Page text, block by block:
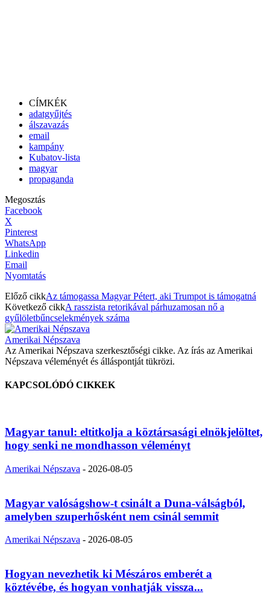
CÍMKÉK
adatgyűjtés
álszavazás
email
kampány
Kubatov-lista
magyar
propaganda
Megosztás
Facebook
X
Pinterest
WhatsApp
Linkedin
Email
Nyomtatás
Előző cikkAz támogassa Magyar Pétert, aki Trumpot is támogatná
Következő cikkA rasszista retorikával párhuzamosan nő a
gyűlöletbűncselekmények száma
Amerikai Népszava
Az Amerikai Népszava szerkesztőségi cikke. Az írás az Amerikai
Népszava véleményét és álláspontját tükrözi.
KAPCSOLÓDÓ CIKKEK
Magyar tanul: eltitkolja a köztársasági elnökjelöltet,
hogy senki ne mondhasson véleményt
Amerikai Népszava - 2026-08-05
Magyar valóságshow-t csinált a Duna-válságból,
amelyben szuperhősként nem csinál semmit
Amerikai Népszava - 2026-08-05
Hogyan nevezhetik ki Mészáros emberét a
köztévébe, és hogyan vonhatják vissza...